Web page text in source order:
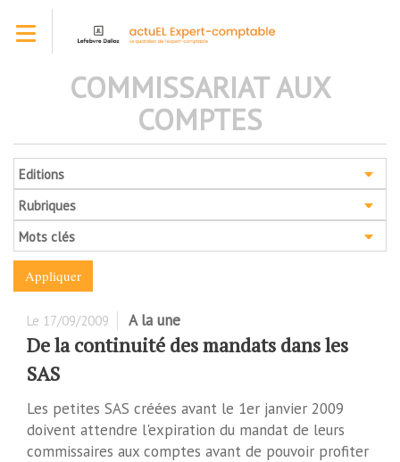
contenu
COMMISSARIAT AUX
COMPTES
Editions
Rubriques
Mots clés
Le 17/09/2009 A la une
De la continuité des mandats dans les
SAS
Les petites SAS créées avant le 1er janvier 2009
doivent attendre l'expiration du mandat de leurs
commissaires aux comptes avant de pouvoir profiter